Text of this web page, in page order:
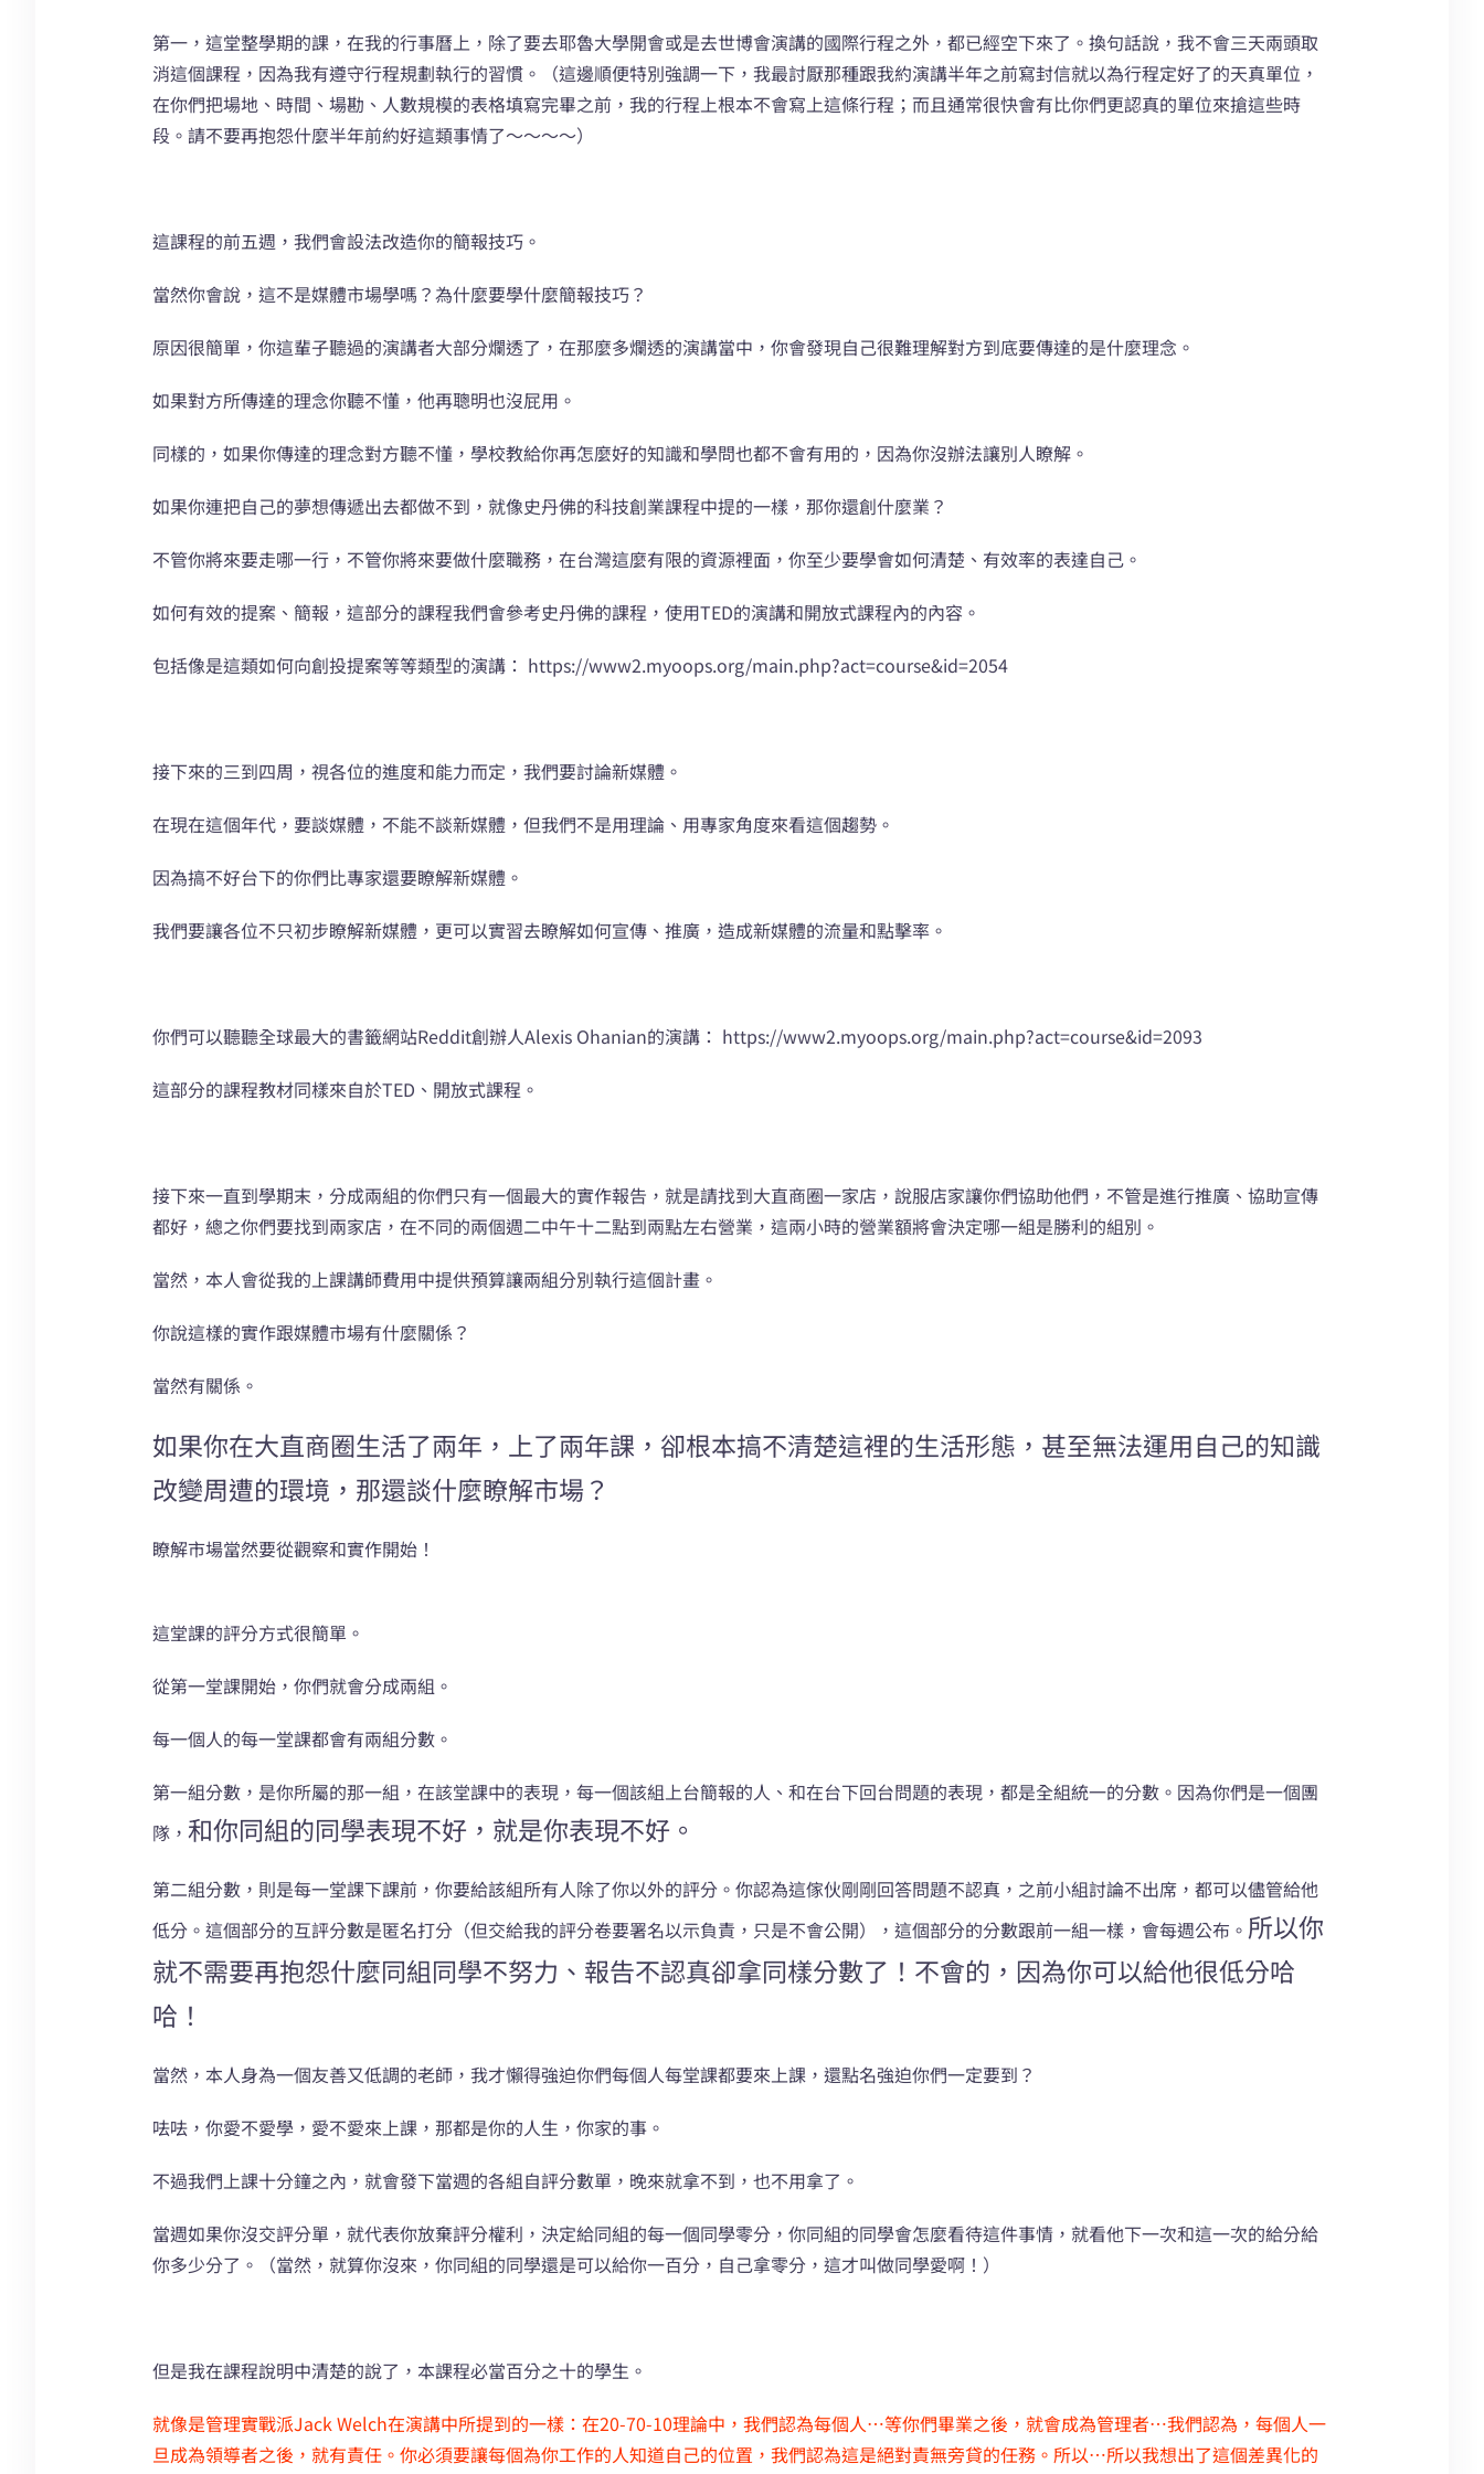
第一，這堂整學期的課，在我的行事曆上，除了要去耶魯大學開會或是去世博會演講的國際行程之外，都已經空下來了。換句話說，我不會三天兩頭取
消這個課程，因為我有遵守行程規劃執行的習慣。（這邊順便特別強調一下，我最討厭那種跟我約演講半年之前寫封信就以為行程定好了的天真單位，
在你們把場地、時間、場勘、人數規模的表格填寫完畢之前，我的行程上根本不會寫上這條行程；而且通常很快會有比你們更認真的單位來搶這些時
段。請不要再抱怨什麼半年前約好這類事情了～～～～）
這課程的前五週，我們會設法改造你的簡報技巧。
當然你會說，這不是媒體市場學嗎？為什麼要學什麼簡報技巧？
原因很簡單，你這輩子聽過的演講者大部分爛透了，在那麼多爛透的演講當中，你會發現自己很難理解對方到底要傳達的是什麼理念。
如果對方所傳達的理念你聽不懂，他再聰明也沒屁用。
同樣的，如果你傳達的理念對方聽不懂，學校教給你再怎麼好的知識和學問也都不會有用的，因為你沒辦法讓別人瞭解。
如果你連把自己的夢想傳遞出去都做不到，就像史丹佛的科技創業課程中提的一樣，那你還創什麼業？
不管你將來要走哪一行，不管你將來要做什麼職務，在台灣這麼有限的資源裡面，你至少要學會如何清楚、有效率的表達自己。
如何有效的提案、簡報，這部分的課程我們會參考史丹佛的課程，使用TED的演講和開放式課程內的內容。
包括像是這類如何向創投提案等等類型的演講： https://www2.myoops.org/main.php?act=course&id=2054
接下來的三到四周，視各位的進度和能力而定，我們要討論新媒體。
在現在這個年代，要談媒體，不能不談新媒體，但我們不是用理論、用專家角度來看這個趨勢。
因為搞不好台下的你們比專家還要瞭解新媒體。
我們要讓各位不只初步瞭解新媒體，更可以實習去瞭解如何宣傳、推廣，造成新媒體的流量和點擊率。
你們可以聽聽全球最大的書籤網站Reddit創辦人Alexis Ohanian的演講： https://www2.myoops.org/main.php?act=course&id=2093
這部分的課程教材同樣來自於TED、開放式課程。
接下來一直到學期末，分成兩組的你們只有一個最大的實作報告，就是請找到大直商圈一家店，說服店家讓你們協助他們，不管是進行推廣、協助宣傳
都好，總之你們要找到兩家店，在不同的兩個週二中午十二點到兩點左右營業，這兩小時的營業額將會決定哪一組是勝利的組別。
當然，本人會從我的上課講師費用中提供預算讓兩組分別執行這個計畫。
你說這樣的實作跟媒體市場有什麼關係？
當然有關係。
如果你在大直商圈生活了兩年，上了兩年課，卻根本搞不清楚這裡的生活形態，甚至無法運用自己的知識
改變周遭的環境，那還談什麼瞭解市場？
瞭解市場當然要從觀察和實作開始！
這堂課的評分方式很簡單。
從第一堂課開始，你們就會分成兩組。
每一個人的每一堂課都會有兩組分數。
第一組分數，是你所屬的那一組，在該堂課中的表現，每一個該組上台簡報的人、和在台下回台問題的表現，都是全組統一的分數。因為你們是一個團
隊， 和你同組的同學表現不好，就是你表現不好。
第二組分數，則是每一堂課下課前，你要給該組所有人除了你以外的評分。你認為這傢伙剛剛回答問題不認真，之前小組討論不出席，都可以儘管給他
低分。這個部分的互評分數是匿名打分（但交給我的評分卷要署名以示負責，只是不會公開），這個部分的分數跟前一組一樣，會每週公布。 所以你
就不需要再抱怨什麼同組同學不努力、報告不認真卻拿同樣分數了！不會的，因為你可以給他很低分哈
哈！
當然，本人身為一個友善又低調的老師，我才懶得強迫你們每個人每堂課都要來上課，還點名強迫你們一定要到？
呿呿，你愛不愛學，愛不愛來上課，那都是你的人生，你家的事。
不過我們上課十分鐘之內，就會發下當週的各組自評分數單，晚來就拿不到，也不用拿了。
當週如果你沒交評分單，就代表你放棄評分權利，決定給同組的每一個同學零分，你同組的同學會怎麼看待這件事情，就看他下一次和這一次的給分給
你多少分了。（當然，就算你沒來，你同組的同學還是可以給你一百分，自己拿零分，這才叫做同學愛啊！）
但是我在課程說明中清楚的說了，本課程必當百分之十的學生。
就像是管理實戰派Jack Welch在演講中所提到的一樣：在20-70-10理論中，我們認為每個人…等你們畢業之後，就會成為管理者…我們認為，每個人一
旦成為領導者之後，就有責任。你必須要讓每個為你工作的人知道自己的位置，我們認為這是絕對責無旁貸的任務。所以…所以我想出了這個差異化的